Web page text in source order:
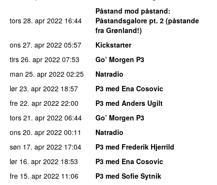
tors 28. apr 2022 16:44
Påstand mod påstand:
Påstandsgalore pt. 2 (påstande
fra Grønland!)
ons 27. apr 2022 05:57
Kickstarter
tirs 26. apr 2022 07:53
Go’ Morgen P3
man 25. apr 2022 02:25
Natradio
lør 23. apr 2022 18:57
P3 med Ena Cosovic
fre 22. apr 2022 22:00
P3 med Anders Ugilt
tors 21. apr 2022 06:44
Go’ Morgen P3
ons 20. apr 2022 00:11
Natradio
søn 17. apr 2022 17:04
P3 med Frederik Hjerrild
lør 16. apr 2022 18:53
P3 med Ena Cosovic
fre 15. apr 2022 11:06
P3 med Sofie Sytnik